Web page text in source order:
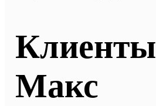
Клиенты
Макс